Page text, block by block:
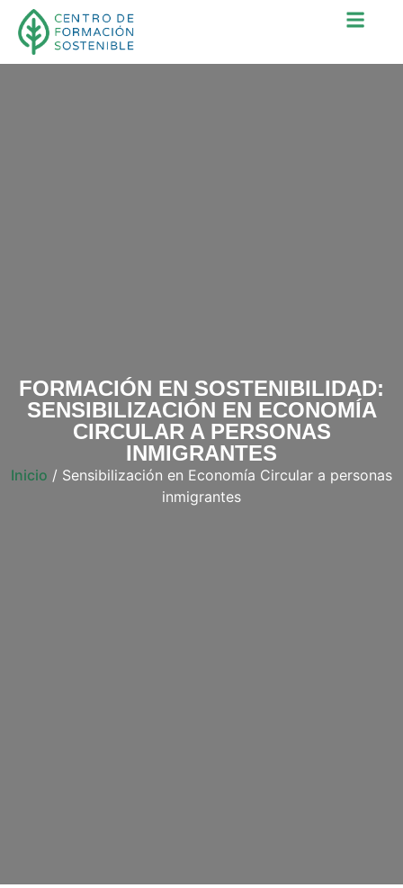
FORMACIÓN EN SOSTENIBILIDAD:
SENSIBILIZACIÓN EN ECONOMÍA
CIRCULAR A PERSONAS
INMIGRANTES
Inicio / Sensibilización en Economía Circular a personas
inmigrantes